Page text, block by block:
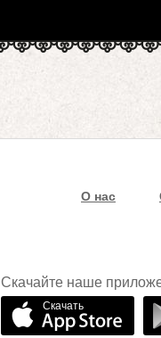
О нас
Скачайте наше
Скачать